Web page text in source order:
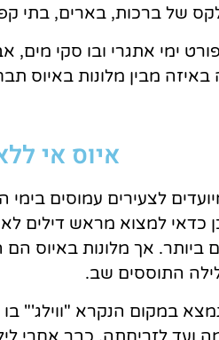
של ברכות, בארים, בתי
ימי אתגרי ובו סקי מים,
מבין מלונות באיוס
איוס אי
לצעירים עמוסים
כדאי למצוא מראש דילים
ביותר. אך מלונות באיוס
התוססים שב.
במקום הנקרא "ווילג'"
ועד לזריחתה. כבר אחרי